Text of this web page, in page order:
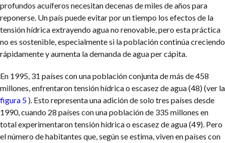
profundos acuíferos necesitan decenas de miles de años para
reponerse. Un país puede evitar por un tiempo los efectos de la
tensión hídrica extrayendo agua no renovable, pero esta práctica
no es sostenible, especialmente si la población continúa creciendo
rápidamente y aumenta la demanda de agua per cápita.
En 1995, 31 países con una población conjunta de más de 458
millones, enfrentaron tensión hídrica o escasez de agua (48) (ver la
figura 5 ). Esto representa una adición de solo tres países desde
1990, cuando 28 países con una población de 335 millones en
total experimentaron tensión hídrica o escasez de agua (49). Pero
el número de habitantes que, según se estima, viven en países con